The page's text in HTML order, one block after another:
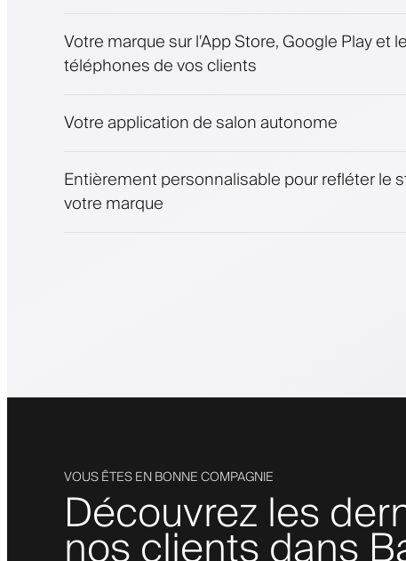
Paiements, caution
Vendez des produits de beauté
Votre marque sur l'App Store, Google Play et
téléphones de vos clients
Votre application de salon autonome
Entièrement personnalisable pour refléter le
votre marque
VOUS ÊTES EN BONNE COMPAGNIE
Découvrez les